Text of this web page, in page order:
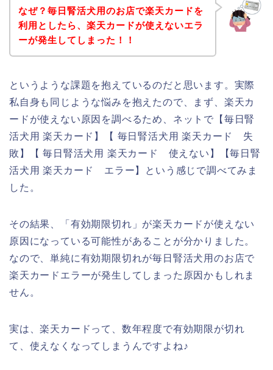
なぜ？毎日腎活犬用のお店で楽天カードを
利用としたら、楽天カードが使えないエラ
ーが発生してしまった！！
というような課題を抱えているのだと思います。実際
私自身も同じような悩みを抱えたので、まず、楽天カ
ードが使えない原因を調べるため、ネットで【毎日腎
活犬用 楽天カード】【 毎日腎活犬用 楽天カード 失
敗】【 毎日腎活犬用 楽天カード 使えない】【毎日腎
活犬用 楽天カード エラー】という感じで調べてみま
した。
その結果、「有効期限切れ」が楽天カードが使えない
原因になっている可能性があることが分かりました。
なので、単純に有効期限切れが毎日腎活犬用のお店で
楽天カードエラーが発生してしまった原因かもしれま
せん。
実は、楽天カードって、数年程度で有効期限が切れ
て、使えなくなってしまうんですよね♪